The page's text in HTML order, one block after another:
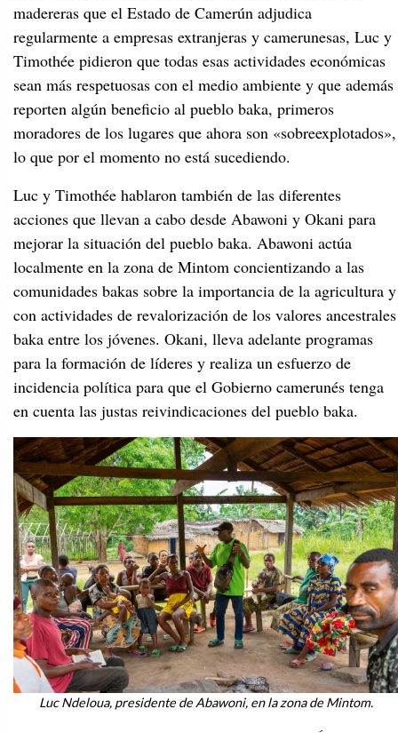
madereras que el Estado de Camerún adjudica
regularmente a empresas extranjeras y camerunesas, Luc y
Timothée pidieron que todas esas actividades económicas
sean más respetuosas con el medio ambiente y que además
reporten algún beneficio al pueblo baka, primeros
moradores de los lugares que ahora son «sobreexplotados»,
lo que por el momento no está sucediendo.
Luc y Timothée hablaron también de las diferentes
acciones que llevan a cabo desde Abawoni y Okani para
mejorar la situación del pueblo baka. Abawoni actúa
localmente en la zona de Mintom concientizando a las
comunidades bakas sobre la importancia de la agricultura y
con actividades de revalorización de los valores ancestrales
baka entre los jóvenes. Okani, lleva adelante programas
para la formación de líderes y realiza un esfuerzo de
incidencia política para que el Gobierno camerunés tenga
en cuenta las justas reivindicaciones del pueblo baka.
Luc Ndeloua, presidente de Abawoni, en la zona de Mintom.